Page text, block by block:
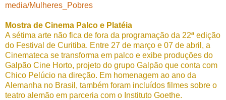
media/Mulheres_Pobres
Mostra de Cinema Palco e Platéia
A sétima arte não fica de fora da programação da 22ª edição
do Festival de Curitiba. Entre 27 de março e 07 de abril, a
Cinemateca se transforma em palco e exibe produções do
Galpão Cine Horto, projeto do grupo Galpão que conta com
Chico Pelúcio na direção. Em homenagem ao ano da
Alemanha no Brasil, também foram incluídos filmes sobre o
teatro alemão em parceria com o Instituto Goethe.